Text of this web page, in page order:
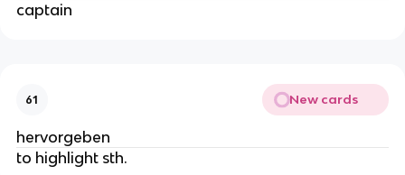
captain
61 New cards
hervorgeben
to highlight sth.